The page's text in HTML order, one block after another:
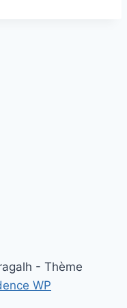
- Thème
WP